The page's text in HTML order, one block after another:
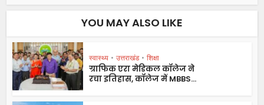
YOU MAY ALSO LIKE
स्वास्थ्य • उत्तराखंड • शिक्षा
ग्राफिक एरा मेडिकल कॉलेज ने
रचा इतिहास, कॉलेज में MBBS...